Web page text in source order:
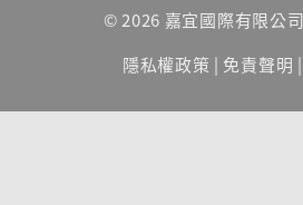
© 2026 嘉宜國際有限公
隱私權政策 | 免責聲明 |